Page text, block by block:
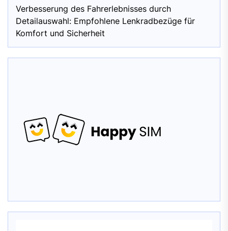
Verbesserung des Fahrerlebnisses durch
Detailauswahl: Empfohlene Lenkradbezüge für
Komfort und Sicherheit